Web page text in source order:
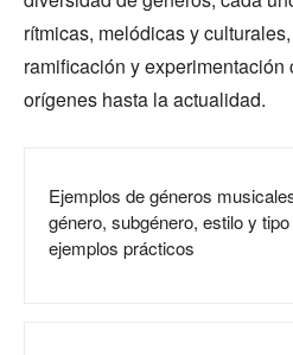
rítmicas, melódicas y
ramificación y experimentación
orígenes hasta la actualidad.
Ejemplos de géneros
género, subgénero, estilo y
ejemplos prácticos